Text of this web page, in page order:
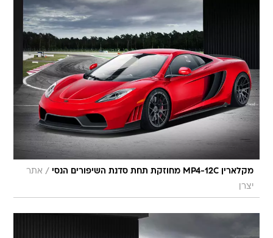
מקלארין MP4-12C מחוזקת תחת סדנת השיפורים הנסי / אתר
יצרן